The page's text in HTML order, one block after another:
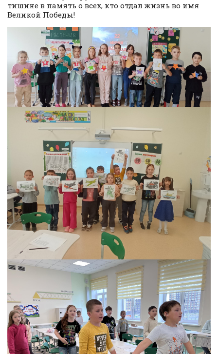
тишине в память о всех, кто отдал жизнь во имя
Великой Победы!